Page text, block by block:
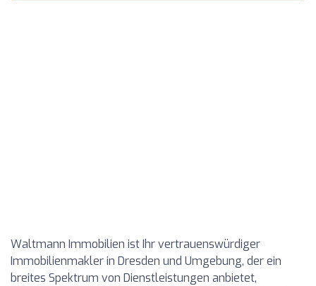
Waltmann Immobilien ist Ihr vertrauenswürdiger
Immobilienmakler in Dresden und Umgebung, der ein
breites Spektrum von Dienstleistungen anbietet,